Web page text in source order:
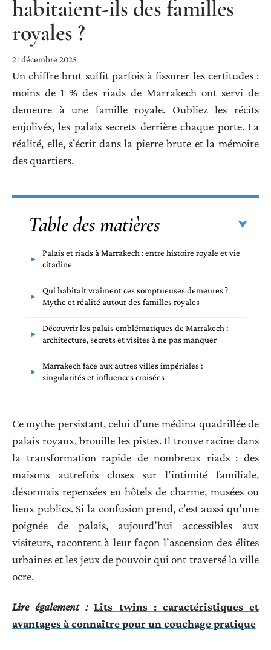
habitaient-ils des familles
royales ?
21 décembre 2025
Un chiffre brut suffit parfois à fissurer les certitudes :
moins de 1 % des riads de Marrakech ont servi de
demeure à une famille royale. Oubliez les récits
enjolivés, les palais secrets derrière chaque porte. La
réalité, elle, s’écrit dans la pierre brute et la mémoire
des quartiers.
Table des matières
Palais et riads à Marrakech : entre histoire royale et vie
citadine
Qui habitait vraiment ces somptueuses demeures ?
Mythe et réalité autour des familles royales
Découvrir les palais emblématiques de Marrakech :
architecture, secrets et visites à ne pas manquer
Marrakech face aux autres villes impériales :
singularités et influences croisées
Ce mythe persistant, celui d’une médina quadrillée de
palais royaux, brouille les pistes. Il trouve racine dans
la transformation rapide de nombreux riads : des
maisons autrefois closes sur l’intimité familiale,
désormais repensées en hôtels de charme, musées ou
lieux publics. Si la confusion prend, c’est aussi qu’une
poignée de palais, aujourd’hui accessibles aux
visiteurs, racontent à leur façon l’ascension des élites
urbaines et les jeux de pouvoir qui ont traversé la ville
ocre.
Lire également : Lits twins : caractéristiques et
avantages à connaître pour un couchage pratique